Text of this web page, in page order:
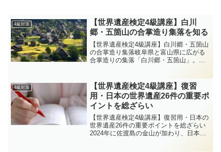
4級対策
【世界遺産検定4級講座】白川
郷・五箇山の合掌造り集落を知る
【世界遺産検定4級講座】白川郷・五箇山
の合掌造り集落岐阜県と富山県に広がる
合掌造りの集落「白川郷・五箇山」。豪
1995年に世界文化遺産に登録され、日本
の原風景とも呼ばれる...
4級対策
【世界遺産検定4級講座】復習
用・日本の世界遺産26件の重要ポ
イントを総ざらい
【世界遺産検定4級講座】復習用・日本の
世界遺産26件の重要ポイントを総ざらい
2024年に佐渡島の金山が加わり、日本の